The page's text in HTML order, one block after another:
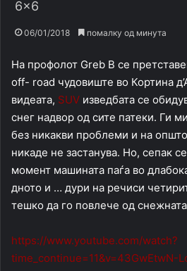
6x6
06/01/2018 помалку од минута
На профолот Greb B се
off- road чудовиште во Кортина
видеата, SUV изведбата се
снег надвор од сите патеки. Ги
без никакви проблеми и на
никаде не застанува. Но, сепак
момент машината паѓа во
дното и … дури на речиси
тешко да го повлече од
https://www.youtube.com/watch?
time_continue=11&v=43GwEtwN-